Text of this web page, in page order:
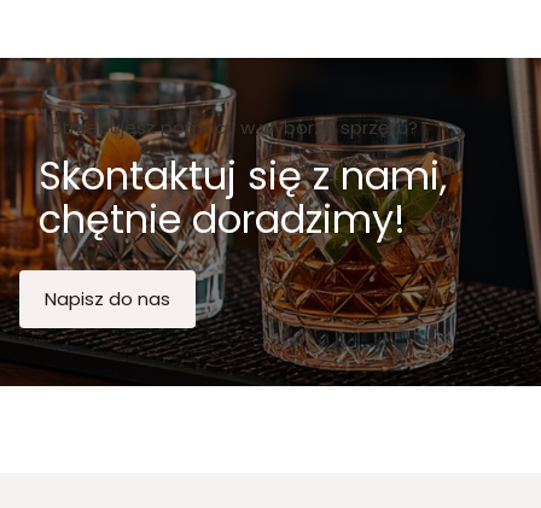
Potrzebujesz pomocy w wyborze sprzętu?
Skontaktuj się z nami,
chętnie doradzimy!
Napisz do nas